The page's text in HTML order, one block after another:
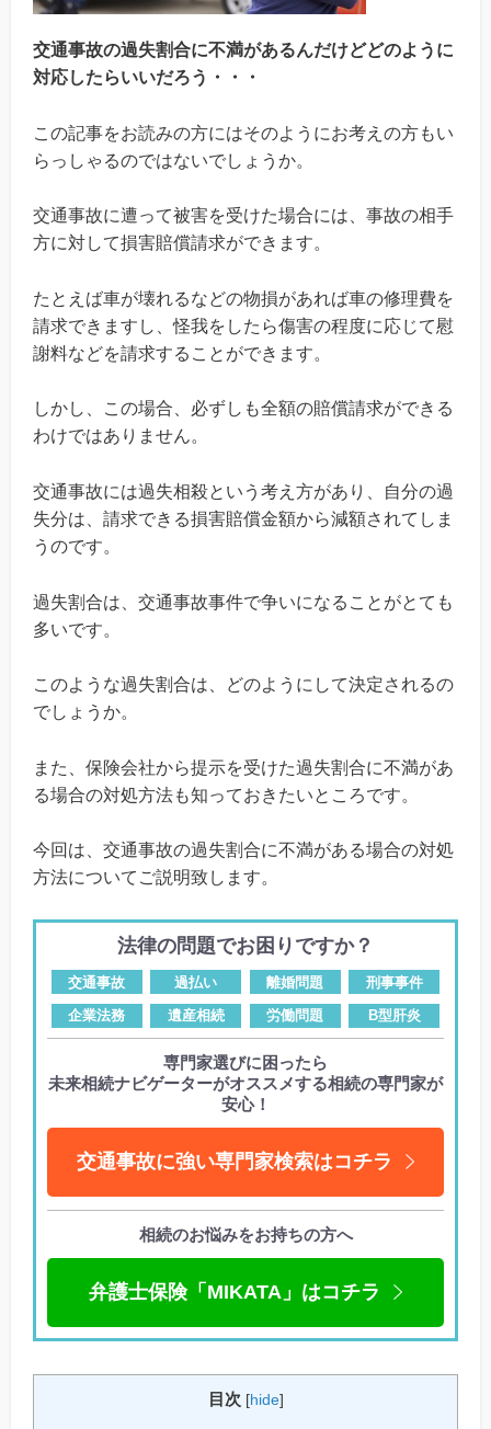
交通事故の過失割合に不満があるんだけどどのように
対応したらいいだろう・・・
この記事をお読みの方にはそのようにお考えの方もい
らっしゃるのではないでしょうか。
交通事故に遭って被害を受けた場合には、事故の相手
方に対して損害賠償請求ができます。
たとえば車が壊れるなどの物損があれば車の修理費を
請求できますし、怪我をしたら傷害の程度に応じて慰
謝料などを請求することができます。
しかし、この場合、必ずしも全額の賠償請求ができる
わけではありません。
交通事故には過失相殺という考え方があり、自分の過
失分は、請求できる損害賠償金額から減額されてしま
うのです。
過失割合は、交通事故事件で争いになることがとても
多いです。
このような過失割合は、どのようにして決定されるの
でしょうか。
また、保険会社から提示を受けた過失割合に不満があ
る場合の対処方法も知っておきたいところです。
今回は、交通事故の過失割合に不満がある場合の対処
方法についてご説明致します。
法律の問題でお困りですか？
交通事故 過払い 離婚問題 刑事事件
企業法務 遺産相続 労働問題 B型肝炎
専門家選びに困ったら
未来相続ナビゲーターがオススメする相続の専門家が
安心！
交通事故に強い専門家検索はコチラ
相続のお悩みをお持ちの方へ
弁護士保険「MIKATA」はコチラ
目次 [hide]